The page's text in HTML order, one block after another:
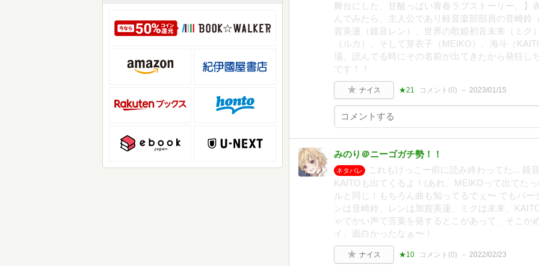
舞台にした、甘酸っぱい青春ラブストーリー。
んでみたら、主人公であり軽音楽部部員の音崎鈴
賀美蓮（鏡音レン）、世界の歌姫初音未来（ミク
（ルカ）、そして芽衣子（MEIKO）、海斗（
場。読んでる時にその名前が出てきたから発狂し
です！！
ナイス ★21 コメント(0) 2023/01/15
みのり＠ニーゴガチ勢！！
ネタバレ
これもけっこー前に読み終わってた... 鏡
KAITOも出てくるよ！(あれ、MEIKOって出てた
ルと同じ！もちろん曲も知ってるでぇ〜 でもバ
ンは音崎鈴、レンは加賀美蓮、ミクは未来、
ゃでかい声で言葉を発するとこがあって、そこが
イ、面白かったなぁ〜！
ナイス ★10 コメント(0) 2022/02/23